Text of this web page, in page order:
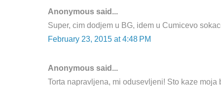
Anonymous said...
Super, cim dodjem u BG, idem u Cumicevo
February 23, 2015 at 4:48 PM
Anonymous said...
Torta napravljena, mi odusevljeni! Sto kaze moja